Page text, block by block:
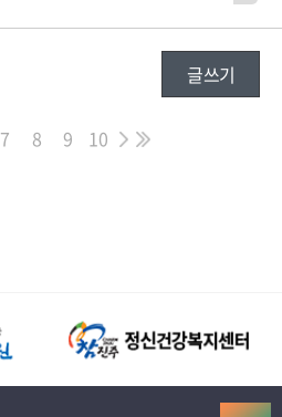
글쓰기
7 8 9 10